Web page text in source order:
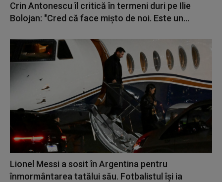
Crin Antonescu îl critică în termeni duri pe Ilie
Bolojan: "Cred că face mișto de noi. Este un...
Lionel Messi a sosit în Argentina pentru
înmormântarea tatălui său. Fotbalistul își ia